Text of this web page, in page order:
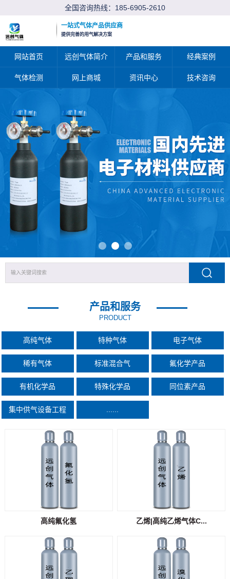
全国咨询热线： 185-6905-2610
一站式气体产品供应商
提供完善的用气解决方案
网站首页 远创气体简介 产品和服务 经典案例
气体检测 网上商城 资讯中心 技术咨询
产品和服务
PRODUCT
高纯气体 特种气体 电子气体
稀有气体 标准混合气 氟化学产品
有机化学品 特殊化学品 同位素产品
集中供气设备工程 ......
高纯氟化氢 乙烯|高纯乙烯气体C...